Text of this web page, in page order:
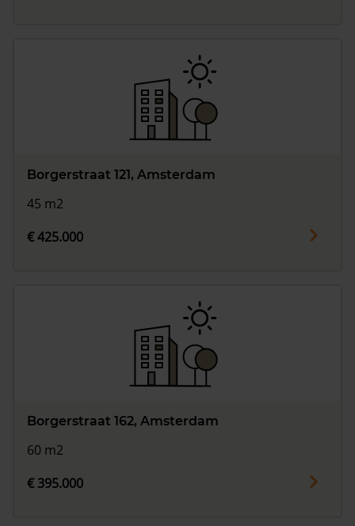
Borgerstraat 121, Amsterdam
45 m2
€ 425.000
Borgerstraat 162, Amsterdam
60 m2
€ 395.000